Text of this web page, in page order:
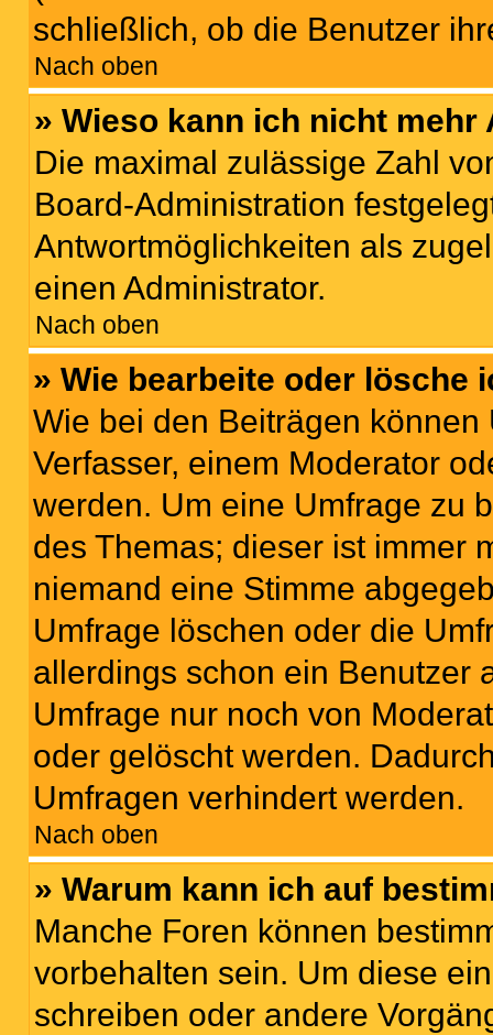
schließlich, ob die Benutzer
Nach oben
» Wieso kann ich nicht
Die maximal zulässige Zahl
Board-Administration
Antwortmöglichkeiten als
einen Administrator.
Nach oben
» Wie bearbeite oder lösche
Wie bei den Beiträgen
Verfasser, einem Moderator
werden. Um eine Umfrage zu
des Themas; dieser ist immer
niemand eine Stimme
Umfrage löschen oder die
allerdings schon ein Benutzer
Umfrage nur noch von
oder gelöscht werden.
Umfragen verhindert werden.
Nach oben
» Warum kann ich auf
Manche Foren können
vorbehalten sein. Um diese
schreiben oder andere